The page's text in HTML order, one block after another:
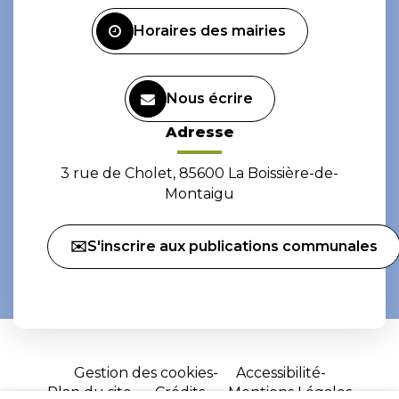
Horaires des mairies
Nous écrire
Adresse
3 rue de Cholet, 85600 La Boissière-de-
Montaigu
✉️S'inscrire aux publications communales
Gestion des cookies
Accessibilité
Plan du site
Crédits Mentions Légales